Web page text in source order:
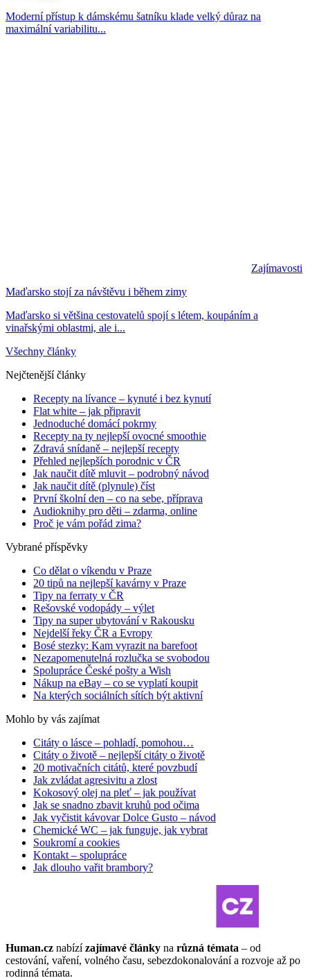
Moderní přístup k dámskému šatníku klade velký důraz na
maximální variabilitu...
Zajímavosti
Maďarsko stojí za návštěvu i během zimy
Maďarsko si většina cestovatelů spojí s létem, koupáním a
vinařskými oblastmi, ale i...
Všechny články
Nejčtenější články
Recepty na lívance – kynuté i bez kynutí
Flat white – jak připravit
Jednoduché domácí pokrmy
Recepty na ty nejlepší ovocné smoothie
Zdravá snídaně – nejlepší recepty
Přehled nejlepších porodnic v ČR
Jak naučit dítě mluvit – podrobný návod
Jak naučit dítě (plynule) číst
První školní den – co na sebe, příprava
Audioknihy pro děti – zdarma, online
Proč je vám pořád zima?
Vybrané příspěvky
Co dělat o víkendu v Praze
20 tipů na nejlepší kavárny v Praze
Tipy na ferraty v ČR
Rešovské vodopády – výlet
Tipy na super ubytování v Rakousku
Nejdelší řeky ČR a Evropy
Bosé stezky: Kam vyrazit na barefoot
Nezapomenutelná rozlučka se svobodou
Spolupráce České pošty a Wish
Nákup na eBay – co se vyplatí koupit
Na kterých sociálních sítích být aktivní
Mohlo by vás zajímat
Citáty o lásce – pohladí, pomohou…
Citáty o životě – nejlepší citáty o životě
20 motivačních citátů, které povzbudí
Jak zvládat agresivitu a zlost
Kokosový olej na pleť – jak používat
Jak se snadno zbavit kruhů pod očima
Jak vyčistit kávovar Dolce Gusto – návod
Chemické WC – jak funguje, jak vybrat
Soukromí a cookies
Kontakt – spolupráce
Jak dlouho vařit brambory?
Human.cz nabízízajímavé články na různá témata – od
cestování, vaření, volného času, sebezdokonalování a rozvoje až po
rodinná témata.